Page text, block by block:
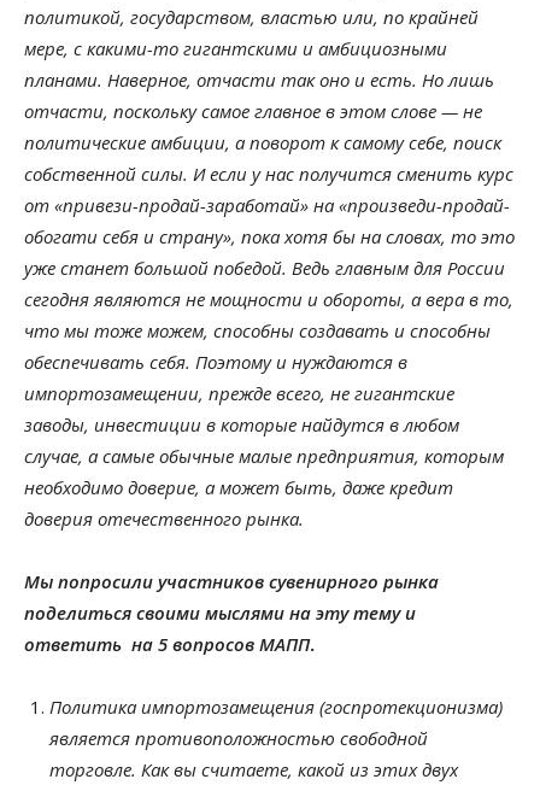
политикой, государством, властью или, по крайней
мере, с какими-то гигантскими и амбициозными
планами. Наверное, отчасти так оно и есть. Но лишь
отчасти, поскольку самое главное в этом слове — не
политические амбиции, а поворот к самому себе, поиск
собственной силы. И если у нас получится сменить курс
от «привези-продай-заработай» на «произведи-продай-
обогати себя и страну», пока хотя бы на словах, то это
уже станет большой победой. Ведь главным для России
сегодня являются не мощности и обороты, а вера в то,
что мы тоже можем, способны создавать и способны
обеспечивать себя. Поэтому и нуждаются в
импортозамещении, прежде всего, не гигантские
заводы, инвестиции в которые найдутся в любом
случае, а самые обычные малые предприятия, которым
необходимо доверие, а может быть, даже кредит
доверия отечественного рынка.
Мы попросили участников сувенирного рынка
поделиться своими мыслями на эту тему и
ответить на 5 вопросов МАПП.
Политика импортозамещения (госпротекционизма)
является противоположностью свободной
торговле. Как вы считаете, какой из этих двух